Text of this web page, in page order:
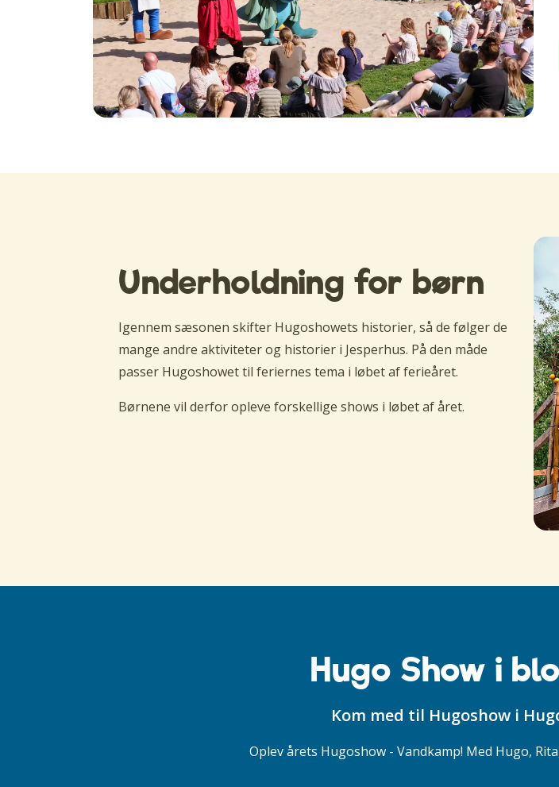
Underholdning for børn
Igennem sæsonen skifter Hugoshowets historier, så de følger de
mange andre aktiviteter og historier i Jesperhus. På den måde
passer Hugoshowet til feriernes tema i løbet af ferieåret.
Børnene vil derfor opleve forskellige shows i løbet af året.
Hugo Show i
Kom med til Hugoshow i
Oplev årets Hugoshow - Vandkamp! Med Hugo,